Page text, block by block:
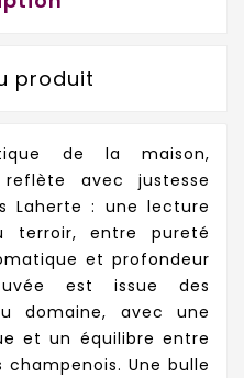
produit
de la maison,
reflète avec justesse
Laherte : une lecture
terroir, entre pureté
et profondeur
est issue des
domaine, avec une
et un équilibre entre
Une bulle